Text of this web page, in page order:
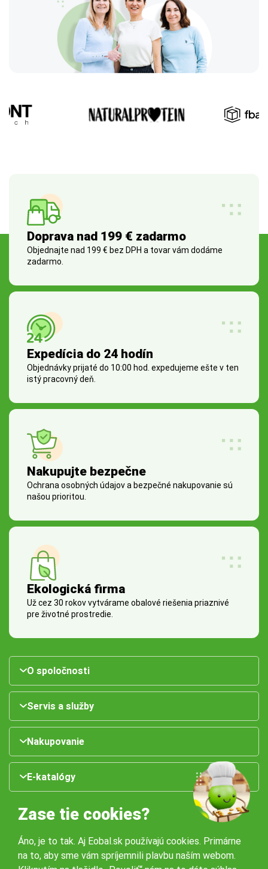
Doprava nad 199 € zadarmo
Objednajte nad 199 € bez DPH a tovar vám dodáme
zadarmo.
Expedícia do 24 hodín
Objednávky prijaté do 10:00 hod. expedujeme ešte v ten
istý pracovný deň.
Nakupujte bezpečne
Ochrana osobných údajov a bezpečné nakupovanie sú
našou prioritou.
Ekologická firma
Už cez 30 rokov vytvárame obalové riešenia priaznivé
pre životné prostredie.
O spoločnosti
Servis a služby
Nakupovanie
E-katalógy
Zase tie cookies?
Áno, je to tak. Aj Eobal.sk používajú cookies. Primárne
na to, aby sme vám spríjemnili plavbu naším webom.